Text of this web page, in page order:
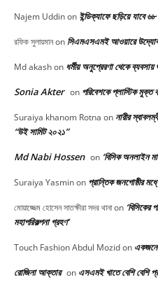
Najem Uddinon ইন্ডিক্যাফে ছড়িয়ে যাবে
রফিক সুলায়মানon সিএমএসএমই আওয়ারে
Md akashon ধর্মীয় অনুপ্রেরণা থেকে
Sonia Akter on পরিবেশকে প্লাস্টিক
Suraiya khanom Rotna on নারীর
“উই সামিট ২০২১”
Md Nabi Hossen on ‘বিসিক অনলাইন
Suraiya Yasminon প্রান্তিক জনগোষ্ঠীর
মোয়াজ্জেম হোসেন সাতক্ষীরা সদর থানাon ‘বিসিকের
মহাপরিকল্পনা গ্রহণ’
Touch Fashion Abdul Mozidon
রোজিনা আক্তার on এসএমই খাতে বেশি বেশি